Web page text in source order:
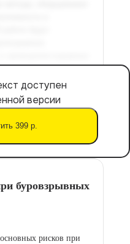
доступен
версии
399 р.
буровзрывных
рисков при